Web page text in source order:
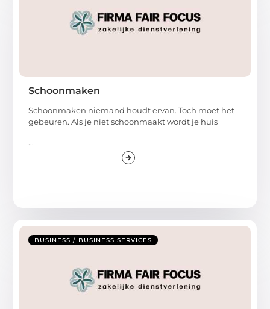
Schoonmaken
Schoonmaken niemand houdt ervan. Toch moet het
gebeuren. Als je niet schoonmaakt wordt je huis
...
BUSINESS / BUSINESS SERVICES